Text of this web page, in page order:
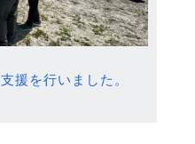
援を行いました。